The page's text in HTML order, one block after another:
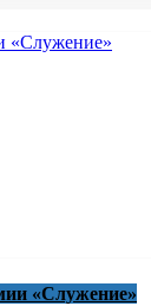
«Служение»